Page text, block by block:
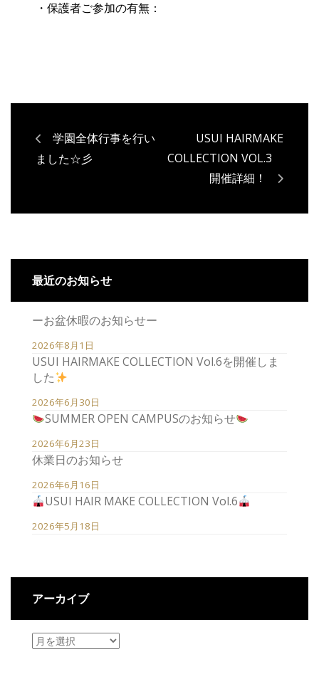
・保護者ご参加の有無：
学園全体行事を行い
ました☆彡
USUI HAIRMAKE
COLLECTION VOL.3
開催詳細！
最近のお知らせ
ーお盆休暇のお知らせー
2026年8月1日
USUI HAIRMAKE COLLECTION Vol.6を開催しま
した
2026年6月30日
SUMMER OPEN CAMPUSのお知らせ
2026年6月23日
休業日のお知らせ
2026年6月16日
USUI HAIR MAKE COLLECTION Vol.6
2026年5月18日
アーカイブ